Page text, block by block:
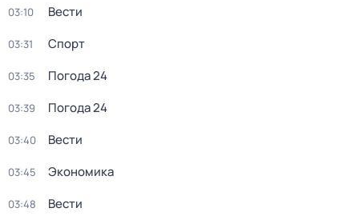
03:10 Вести
03:31 Спорт
03:35 Погода 24
03:39 Погода 24
03:40 Вести
03:45 Экономика
03:48 Вести